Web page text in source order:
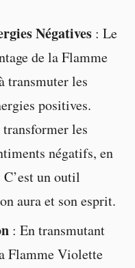
Négatives: Le
de la Flamme
transmuter les
positives.
transformer les
négatifs, en
un outil
aura et son esprit.
: En transmutant
Flamme Violette